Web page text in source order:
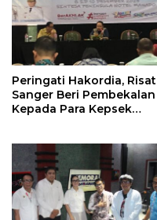
Peringati Hakordia, Risat
Sanger Beri Pembekalan
Kepada Para Kepsek